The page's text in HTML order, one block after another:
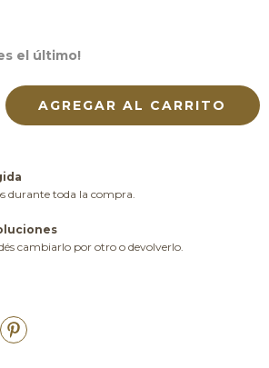
el último!
durante toda la compra.
cambiarlo por otro o devolverlo.